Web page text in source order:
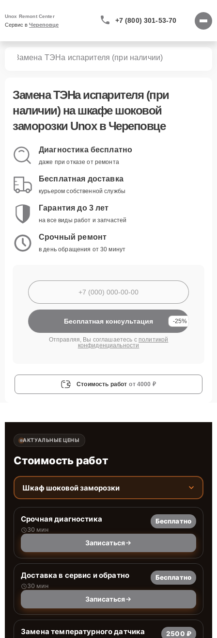
Unox Remont Center
Сервис в Череповце
+7 (800) 301-53-70
Замена ТЭНа испарителя (при наличии)
Замена ТЭНа испарителя (при
наличии)на шкафе шоковой
заморозки Unox в Череповце
Диагностика бесплатно
даже при отказе от ремонта
Бесплатная доставка
курьером собственной службы
Гарантия до 3 лет
на все виды работ и запчастей
Срочный ремонт
в день обращения от 30 минут
Бесплатная консультация -25%
Отправляя, Вы соглашаетесь с политикой
конфиденциальности
Стоимость работ от 4000 ₽
АКТУАЛЬНЫЕ ЦЕНЫ
Стоимость работ
Шкаф шоковой заморозки
Срочная диагностика
30 мин
Бесплатно
Записаться
Доставка в сервис и обратно
30 мин
Бесплатно
Записаться
Замена температурного датчика 2500 ₽